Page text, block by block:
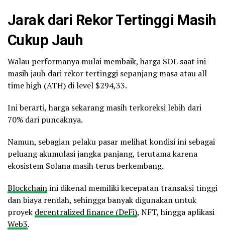
Jarak dari Rekor Tertinggi Masih
Cukup Jauh
Walau performanya mulai membaik, harga SOL saat ini
masih jauh dari rekor tertinggi sepanjang masa atau all
time high (ATH) di level $294,33.
Ini berarti, harga sekarang masih terkoreksi lebih dari
70% dari puncaknya.
Namun, sebagian pelaku pasar melihat kondisi ini sebagai
peluang akumulasi jangka panjang, terutama karena
ekosistem Solana masih terus berkembang.
Blockchainini dikenal memiliki kecepatan transaksi tinggi
dan biaya rendah, sehingga banyak digunakan untuk
proyek decentralized finance (DeFi), NFT, hingga aplikasi
Web3.